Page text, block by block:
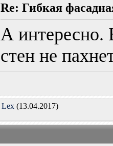
Re: Гибкая
А интересно.
стен не
Lex(13.04.2017)